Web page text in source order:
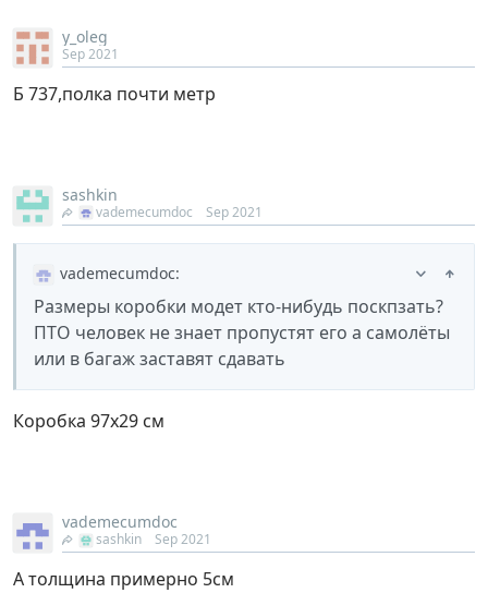
y_oleg
Sep 2021
Б 737,полка почти метр
sashkin
vademecumdoc Sep 2021
vademecumdoc:
Размеры коробки модет кто-нибудь поскпзать?
ПТО человек не знает пропустят его а самолёты
или в багаж заставят сдавать
Коробка 97х29 см
vademecumdoc
sashkin Sep 2021
А толщина примерно 5см